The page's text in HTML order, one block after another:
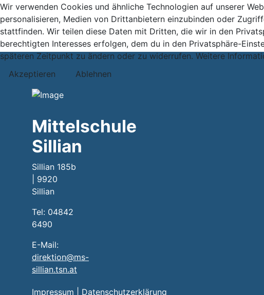
Mittelschule
Sillian
Sillian 185b
| 9920
Sillian
Tel: 04842
6490
E-Mail:
direktion@ms-
sillian.tsn.at
Impressum Datenschutzerklärung
Wir verwenden Cookies und ähnliche Technologien auf unserer
personalisieren, Medien von Drittanbietern einzubinden oder
stattfinden. Wir teilen diese Daten mit Dritten, die wir in den
berechtigten Interesses erfolgen, dem du in den Privatsphäre-
späteren Zeitpunkt zu ändern oder zu widerrufen. Weitere
Akzeptieren
Ablehnen